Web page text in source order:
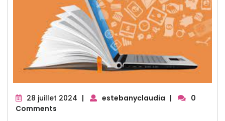
28 juillet 2024 28
| estebanyclaudia |
0
Comments